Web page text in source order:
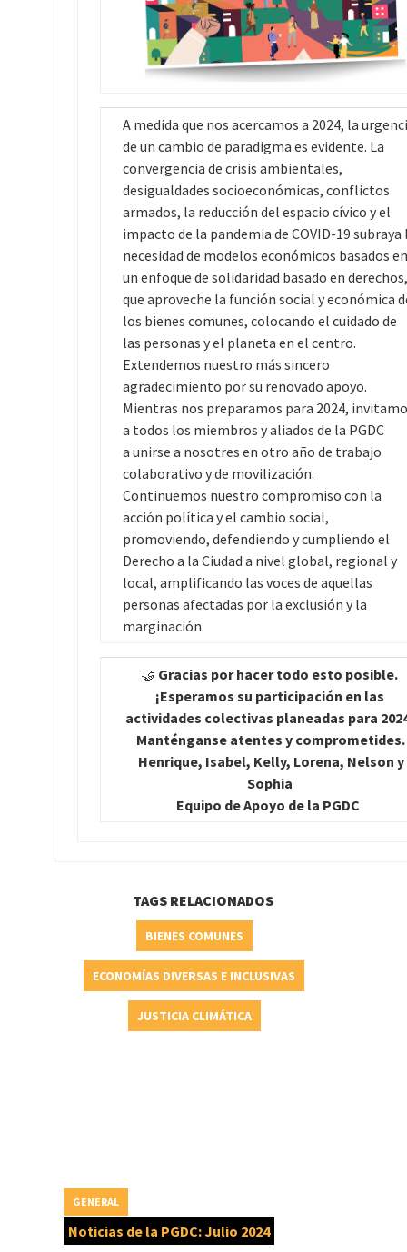
A medida que nos acercamos a 2024, la
de un cambio de paradigma es evidente. La
convergencia de crisis ambientales,
desigualdades socioeconómicas, conflictos
armados, la reducción del espacio cívico y el
impacto de la pandemia de COVID-19 subraya
necesidad de modelos económicos basados en
un enfoque de solidaridad basado en derechos,
que aproveche la función social y económica
los bienes comunes, colocando el cuidado de
las personas y el planeta en el centro.
Extendemos nuestro más sincero
agradecimiento por su renovado apoyo.
Mientras nos preparamos para 2024,
a todos los miembros y aliados de la PGDC
a unirse a nosotres en otro año de trabajo
colaborativo y de movilización.
Continuemos nuestro compromiso con la
acción política y el cambio social,
promoviendo, defendiendo y cumpliendo el
Derecho a la Ciudad a nivel global, regional y
local, amplificando las voces de aquellas
personas afectadas por la exclusión y la
marginación.
🤝 Gracias por hacer todo esto posible.
¡Esperamos su participación en las
actividades colectivas planeadas para
Manténganse atentes y comprometides.
Henrique, Isabel, Kelly, Lorena, Nelson y
Sophia
Equipo deApoyo de la PGDC
TAGS RELACIONADOS
BIENES COMUNES
ECONOMÍAS DIVERSAS E INCLUSIVAS
JUSTICIA CLIMÁTICA
Noticias de la PGDC: Julio 2024
GENERAL